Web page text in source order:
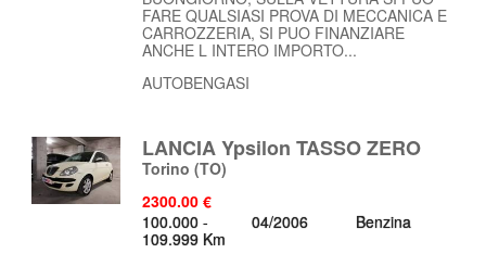
FARE QUALSIASI PROVA DI MECCANICA E
CARROZZERIA, SI PUO FINANZIARE
ANCHE L INTERO IMPORTO...
AUTOBENGASI
LANCIA Ypsilon TASSO ZERO
Torino (TO)
2300.00 €
100.000 -
109.999 Km
04/2006 Benzina